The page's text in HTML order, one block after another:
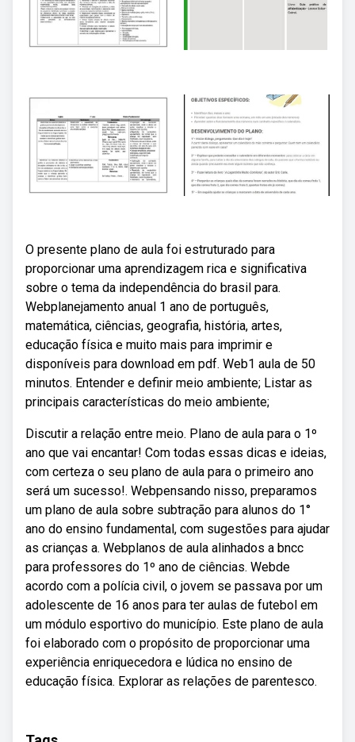
O presente plano de aula foi estruturado para
proporcionar uma aprendizagem rica e significativa
sobre o tema da independência do brasil para.
Webplanejamento anual 1 ano de português,
matemática, ciências, geografia, história, artes,
educação física e muito mais para imprimir e
disponíveis para download em pdf. Web1 aula de 50
minutos. Entender e definir meio ambiente; Listar as
principais características do meio ambiente;
Discutir a relação entre meio. Plano de aula para o 1º
ano que vai encantar! Com todas essas dicas e ideias,
com certeza o seu plano de aula para o primeiro ano
será um sucesso!. Webpensando nisso, preparamos
um plano de aula sobre subtração para alunos do 1°
ano do ensino fundamental, com sugestões para ajudar
as crianças a. Webplanos de aula alinhados a bncc
para professores do 1º ano de ciências. Webde
acordo com a polícia civil, o jovem se passava por um
adolescente de 16 anos para ter aulas de futebol em
um módulo esportivo do município. Este plano de aula
foi elaborado com o propósito de proporcionar uma
experiência enriquecedora e lúdica no ensino de
educação física. Explorar as relações de parentesco.